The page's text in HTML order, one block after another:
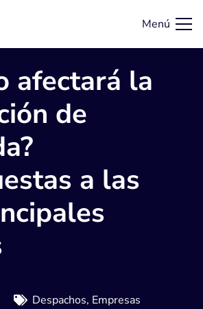
Menú
afectará la
de
a las
Despachos, Empresas